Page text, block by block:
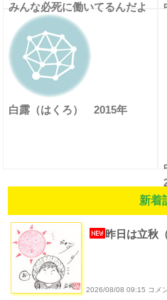
みんな必死に働いてるんだよ
白露（はくろ） 2015年
新着
昨日は立秋
2026/08/08 09:15 コメ